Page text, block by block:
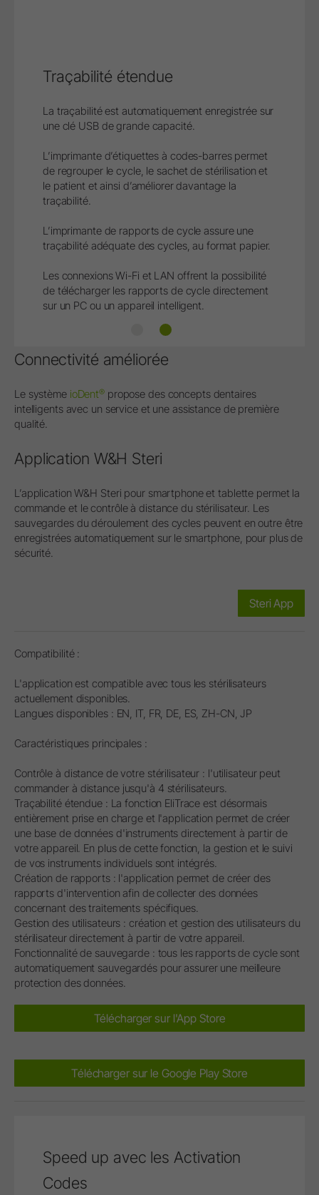
Traçabilité étendue
La traçabilité est automatiquement enregistrée sur
une clé USB de grande capacité.
L’imprimante d’étiquettes à codes-barres permet
de regrouper le cycle, le sachet de stérilisation et
le patient et ainsi d’améliorer davantage la
traçabilité.
L’imprimante de rapports de cycle assure une
traçabilité adéquate des cycles, au format papier.
Les connexions Wi-Fi et LAN offrent la possibilité
de télécharger les rapports de cycle directement
sur un PC ou un appareil intelligent.
Traçabilité
Connectivité améliorée
Le système ioDent®propose des concepts dentaires
intelligents avec un service et une assistance de première
qualité.
Application W&H Steri
L’application W&H Steri pour smartphone et tablette permet la
commande et le contrôle à distance du stérilisateur. Les
sauvegardes du déroulement des cycles peuvent en outre être
enregistrées automatiquement sur le smartphone, pour plus de
sécurité.
Steri App
Compatibilité :
L'application est compatible avec tous les stérilisateurs
actuellement disponibles.
Langues disponibles : EN, IT, FR, DE, ES, ZH-CN, JP
Caractéristiques principales :
Contrôle à distance de votre stérilisateur : l'utilisateur peut
commander à distance jusqu'à 4 stérilisateurs.
Traçabilité étendue : La fonction EliTrace est désormais
entièrement prise en charge et l'application permet de créer
une base de données d'instruments directement à partir de
votre appareil. En plus de cette fonction, la gestion et le suivi
de vos instruments individuels sont intégrés.
Création de rapports : l'application permet de créer des
rapports d'intervention afin de collecter des données
concernant des traitements spécifiques.
Gestion des utilisateurs : création et gestion des utilisateurs du
stérilisateur directement à partir de votre appareil.
Fonctionnalité de sauvegarde : tous les rapports de cycle sont
automatiquement sauvegardés pour assurer une meilleure
protection des données.
Télécharger sur l'App Store
Télécharger sur le Google Play Store
Speed up avec les Activation
Codes